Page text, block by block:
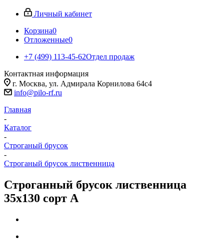
Личный кабинет
Корзина0
Отложенные0
+7 (499) 113-45-62Отдел продаж
Контактная информация
г. Москва, ул. Адмирала Корнилова 64с4
info@pilo-rf.ru
Главная
-
Каталог
-
Строганый брусок
-
Строганый брусок лиственница
Строганный брусок лиственница
35х130 сорт А